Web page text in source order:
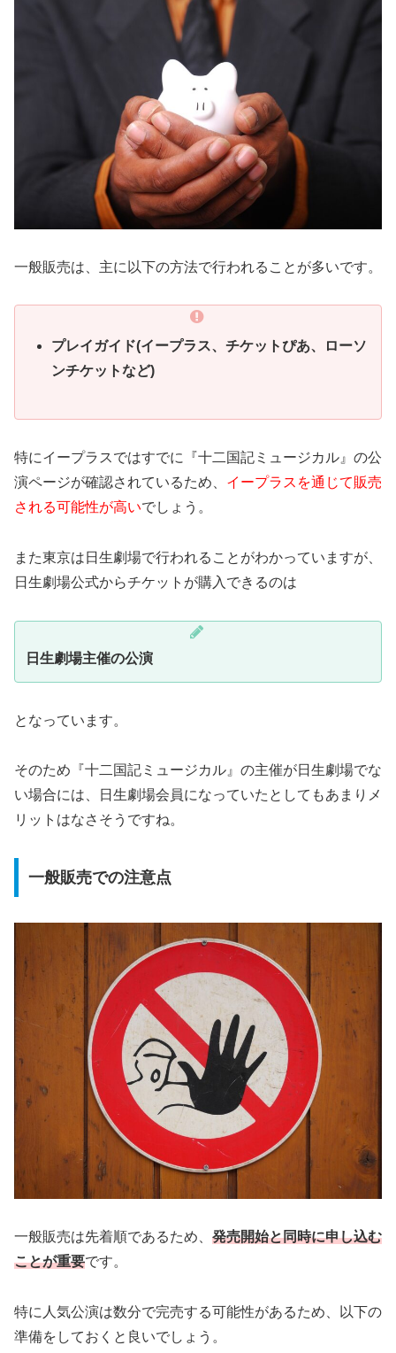
一般販売は、主に以下の方法で行われることが多いです。
プレイガイド(イープラス、チケットぴあ、ローソ
ンチケットなど)
特にイープラスではすでに『十二国記ミュージカル』の公
演ページが確認されているため、 イープラスを通じて販売
される可能性が高いでしょう。
また東京は日生劇場で行われることがわかっていますが、
日生劇場公式からチケットが購入できるのは
日生劇場主催の公演
となっています。
そのため『十二国記ミュージカル』の主催が日生劇場でな
い場合には、日生劇場会員になっていたとしてもあまりメ
リットはなさそうですね。
一般販売での注意点
一般販売は先着順であるため、 発売開始と同時に申し込む
ことが重要です。
特に人気公演は数分で完売する可能性があるため、以下の
準備をしておくと良いでしょう。